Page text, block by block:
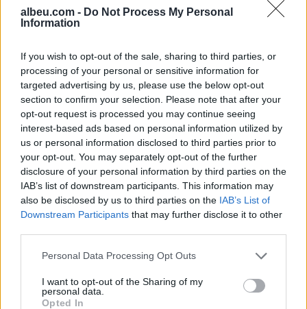
albeu.com - Do Not Process My Personal
Information
If you wish to opt-out of the sale, sharing to third parties, or
processing of your personal or sensitive information for
targeted advertising by us, please use the below opt-out
section to confirm your selection. Please note that after your
opt-out request is processed you may continue seeing
interest-based ads based on personal information utilized by
us or personal information disclosed to third parties prior to
your opt-out. You may separately opt-out of the further
disclosure of your personal information by third parties on the
IAB’s list of downstream participants. This information may
also be disclosed by us to third parties on the IAB’s List of
Downstream Participants that may further disclose it to other
Personal Data Processing Opt Outs
I want to opt-out of the Sharing of my
personal data.
Opted In
bashkëpunon me Kurtin, edhe
nëse i ofrohet gjysma e
qeverisë
Dibrani pret zyrtarë të FBI-së,
diskutohet forcimi i sigurisë
dhe parandalimi i terrorizmit